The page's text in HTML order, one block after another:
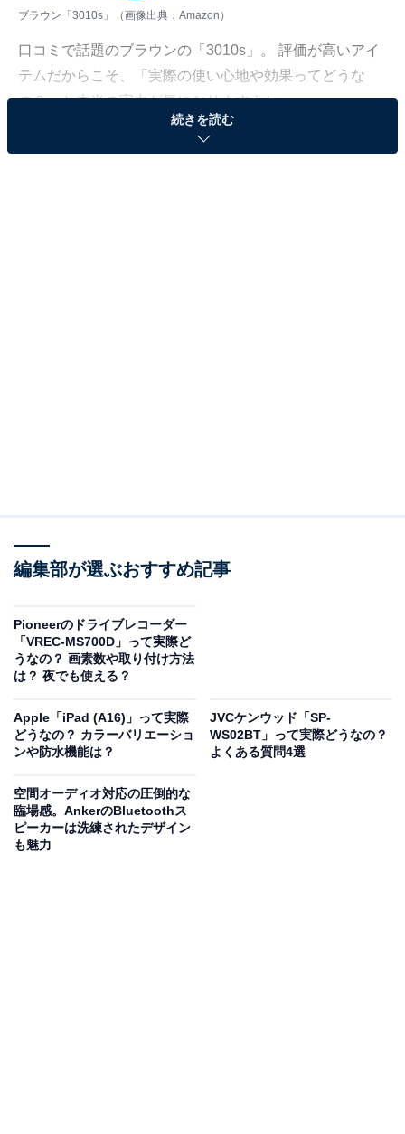
ブラウン「3010s」（画像出典：Amazon）
口コミで話題のブラウンの「3010s」。 評価が高いアイ
テムだからこそ、「実際の使い心地や効果ってどうな
の？」と本当の実力が気になりますよね。
そこで今回は、3010sについて多くの方が抱く疑問や、
※本記事で紹介している商品の購入やサービスの利用により、売上の一部が
Q1：替刃は別売り？
替刃は別売りです。
対応替刃
•正規品: F/C21B（ブラック）または21B
•特徴: 網刃・内刃一体型カセットタイプで、新品同様の
剃り味に戻ります
続きを読む
編集部が選ぶおすすめ記事
Pioneerのドライブレコーダー
「VREC-MS700D」って実際ど
うなの？ 画素数や取り付け方法
は？ 夜でも使える？
Apple「iPad (A16)」って実際
どうなの？ カラーバリエーショ
ンや防水機能は？
JVCケンウッド「SP-
WS02BT」って実際どうなの？
よくある質問4選
空間オーディオ対応の圧倒的な
臨場感。AnkerのBluetoothス
ピーカーは洗練されたデザイン
も魅力